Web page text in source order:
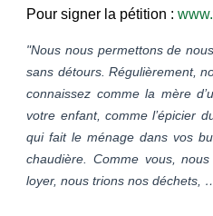
Pour signer la pétition :
"Nous nous permettons de
sans détours. Régulièrement,
connaissez comme la mère
votre enfant, comme l’épicier
qui fait le ménage dans vos
chaudière. Comme vous,
loyer, nous trions nos déchets,